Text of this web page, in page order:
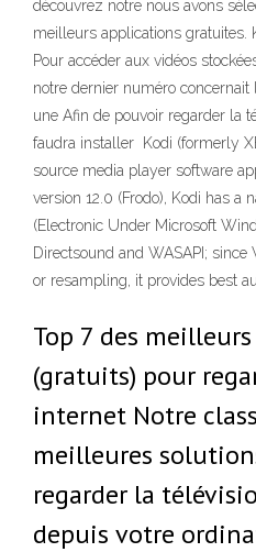
découvrez notre nous avons
meilleurs applications gratuites.
Pour accéder aux vidéos
notre dernier numéro
une Afin de pouvoir regarder la
faudra installer Kodi (formerly
source media player software
version 12.0 (Frodo), Kodi has a
(Electronic Under Microsoft
Directsound and WASAPI;
or resampling, it provides best
Top 7 des
(gratuits) pour
internet Notre
meilleures
regarder la
depuis votre